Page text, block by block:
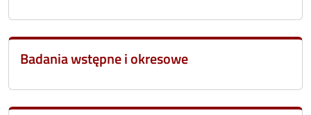
Badania wstępne i okresowe